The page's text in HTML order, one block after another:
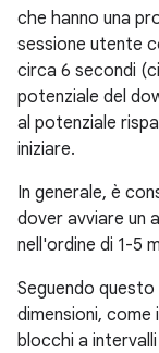
che hanno una
sessione utente
circa 6 secondi
potenziale del
al potenziale
iniziare.
In generale, è
dover avviare un
nell'ordine di 1-5
Seguendo
dimensioni,
blocchi a